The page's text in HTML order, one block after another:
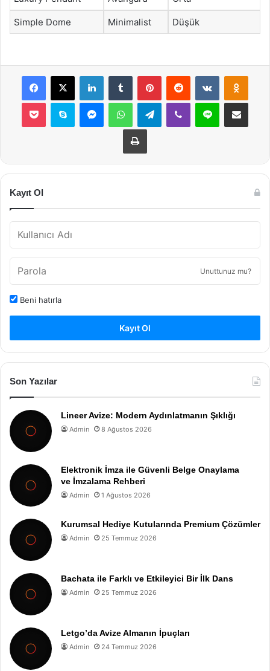
Simple Dome Minimalist Düşük
Facebook
X LinkedInTumblr PinterestReddit VKontakte
Pocket Skype MessengerWhatsAppTelegramViber Line E-Posta ile
Yazdır
Kayıt Ol
Unuttunuz mu?
Beni hatırla
Kayıt Ol
Son Yazılar
Lineer Avize: Modern Aydınlatmanın Şıklığı
Admin 8 Ağustos 2026
Elektronik İmza ile Güvenli Belge Onaylama
ve İmzalama Rehberi
Admin 1 Ağustos 2026
Kurumsal Hediye Kutularında Premium Çözümler
Admin 25 Temmuz 2026
Bachata ile Farklı ve Etkileyici Bir İlk Dans
Admin 25 Temmuz 2026
Letgo’da Avize Almanın İpuçları
Admin 24 Temmuz 2026